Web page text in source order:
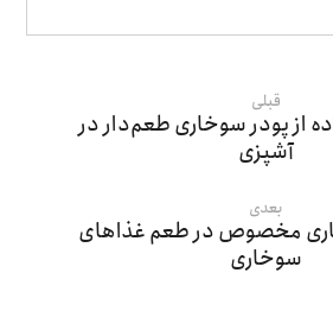
قبلی
از پودر سوخاری طعم‌دار در
آشپزی
بعدی
مخصوص در طعم غذاهای
سوخاری